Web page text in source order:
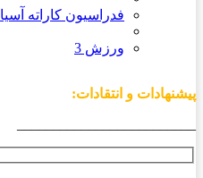
فدراسیون کاراته آسیا
ورزش 3
پیشنهادات و انتقادات: